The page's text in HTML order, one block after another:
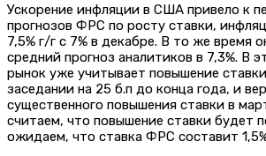
Ускорение инфляции в США привело к
прогнозов ФРС по росту ставки,
7,5% г/г с 7% в декабре. В то же время
средний прогноз аналитиков в 7,3%. В
рынок уже учитывает повышение
заседании на 25 б.п до конца года, и
существенного повышения ставки в
считаем, что повышение ставки будет
ожидаем, что ставка ФРС составит